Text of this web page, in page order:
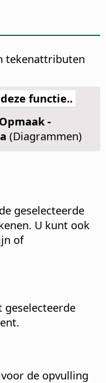
tekenattributen
functie..
Opmaak -
(Diagrammen)
geselecteerde
U kunt ook
of
geselecteerde
de opvulling